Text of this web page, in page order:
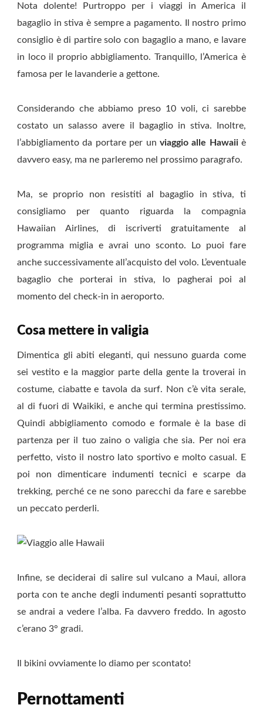
Nota dolente! Purtroppo per i viaggi in America il
bagaglio in stiva è sempre a pagamento. Il nostro primo
consiglio è di partire solo con bagaglio a mano, e lavare
in loco il proprio abbigliamento. Tranquillo, l’America è
famosa per le lavanderie a gettone.
Considerando che abbiamo preso 10 voli, ci sarebbe
costato un salasso avere il bagaglio in stiva. Inoltre,
l’abbigliamento da portare per un viaggio alle Hawaiiè
davvero easy, ma ne parleremo nel prossimo paragrafo.
Ma, se proprio non resistiti al bagaglio in stiva, ti
consigliamo per quanto riguarda la compagnia
Hawaiian Airlines, di iscriverti gratuitamente al
programma miglia e avrai uno sconto. Lo puoi fare
anche successivamente all’acquisto del volo. L’eventuale
bagaglio che porterai in stiva, lo pagherai poi al
momento del check-in in aeroporto.
Cosa mettere in valigia
Dimentica gli abiti eleganti, qui nessuno guarda come
sei vestito e la maggior parte della gente la troverai in
costume, ciabatte e tavola da surf. Non c’è vita serale,
al di fuori di Waikiki, e anche qui termina prestissimo.
Quindi abbigliamento comodo e formale è la base di
partenza per il tuo zaino o valigia che sia. Per noi era
perfetto, visto il nostro lato sportivo e molto casual. E
poi non dimenticare indumenti tecnici e scarpe da
trekking, perché ce ne sono parecchi da fare e sarebbe
un peccato perderli.
Infine, se deciderai di salire sul vulcano a Maui, allora
porta con te anche degli indumenti pesanti soprattutto
se andrai a vedere l’alba. Fa davvero freddo. In agosto
c’erano 3° gradi.
Il bikini ovviamente lo diamo per scontato!
Pernottamenti